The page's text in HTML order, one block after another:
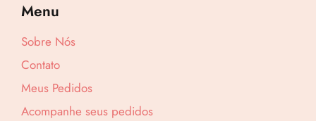
Menu
Sobre Nós
Contato
Meus Pedidos
Acompanhe seus pedidos